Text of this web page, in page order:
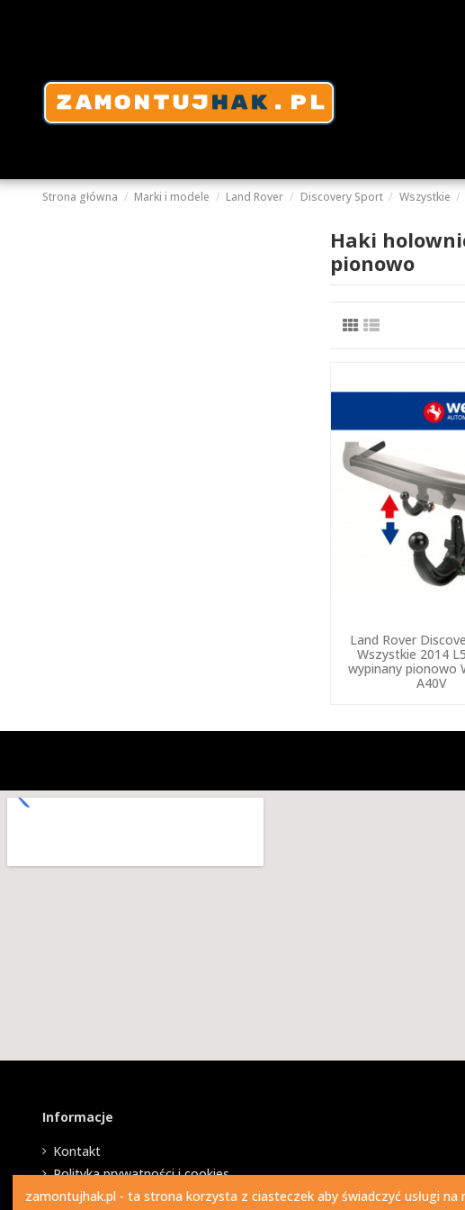
Strona główna Marki i modele Land Rover Discovery Sport Wszystkie
Haki
pionowo
Land Rover
Wszystkie 2014
wypinany pionowo
A40V
Informacje
Kontakt
Polityka prywatności i cookies
zamontujhak.pl - ta strona korzysta z ciasteczek aby świadczyć usługi